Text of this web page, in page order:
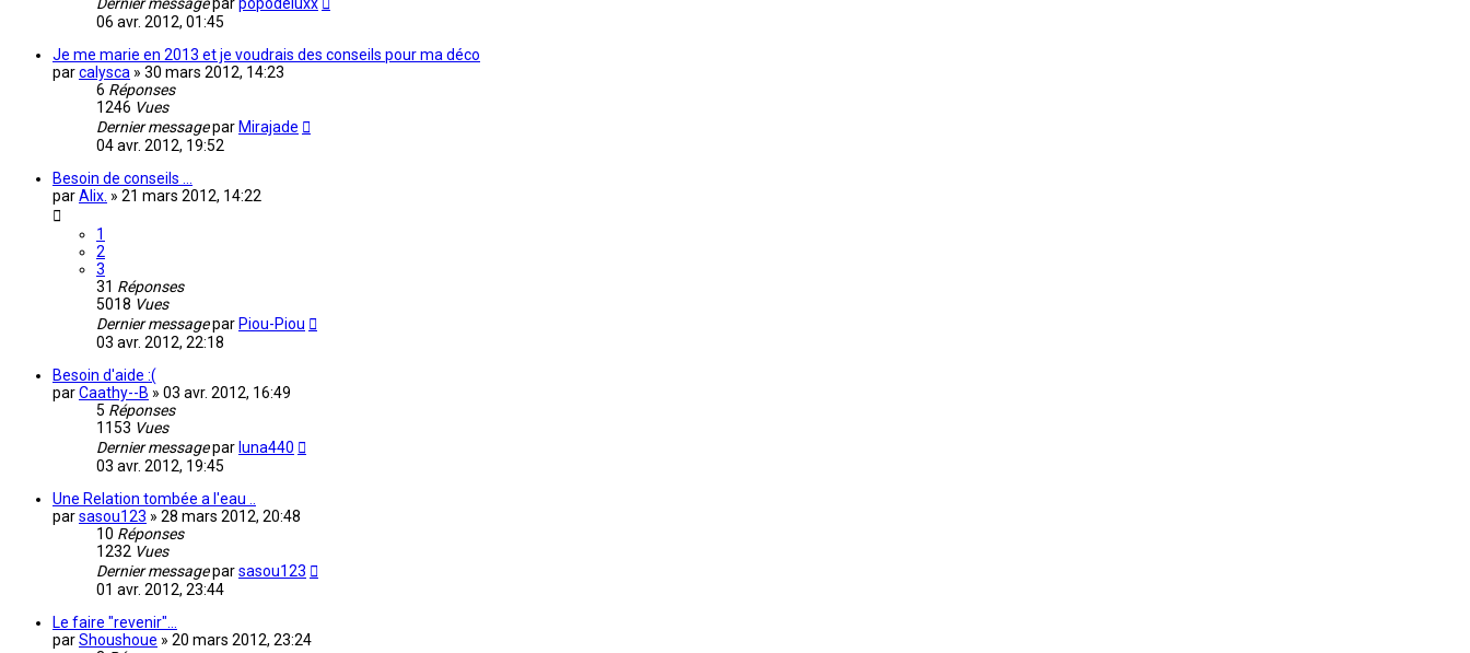
06 avr. 2012, 01:45
Je me marie en 2013 et je voudrais des conseils pour ma déco
parcalysca » 30 mars 2012, 14:23
6 Réponses
1246 Vues
Dernier messagepar Mirajade
04 avr. 2012, 19:52
Besoin de conseils ...
parAlix. » 21 mars 2012, 14:22
1
2
3
31 Réponses
5018 Vues
Dernier messagepar Piou-Piou
03 avr. 2012, 22:18
Besoin d'aide :(
parCaathy--B » 03 avr. 2012, 16:49
5 Réponses
1153 Vues
Dernier messagepar luna440
03 avr. 2012, 19:45
Une Relation tombée a l'eau ..
parsasou123 » 28 mars 2012, 20:48
10 Réponses
1232 Vues
Dernier messageparsasou123
01 avr. 2012, 23:44
Le faire "revenir"...
parShoushoue » 20 mars 2012, 23:24